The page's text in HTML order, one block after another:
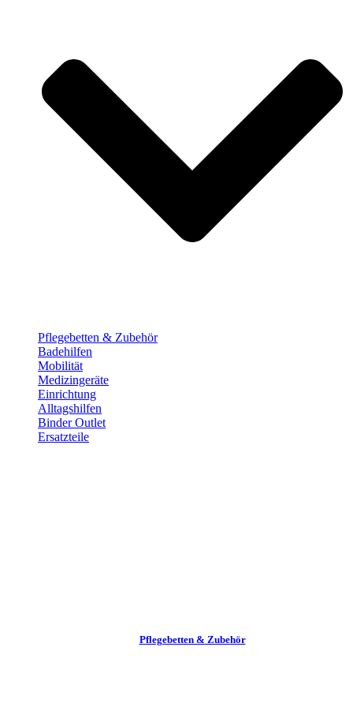
Pflege­betten & Zubehör
Badehilfen
Mobilität
Medizingeräte
Einrichtung
Alltags­hilfen
Binder Outlet
Ersatzteile
Pflege­betten & Zubehör